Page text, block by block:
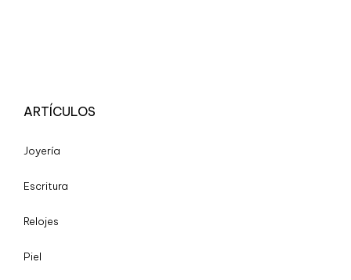
ARTÍCULOS
Joyería
Escritura
Relojes
Piel